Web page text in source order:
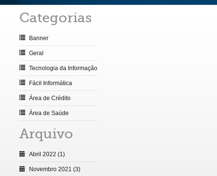
Categorias
Banner
Geral
Tecnologia da Informação
Fácil Informática
Área de Crédito
Área de Saúde
Arquivo
Abril 2022 (1)
Novembro 2021 (3)